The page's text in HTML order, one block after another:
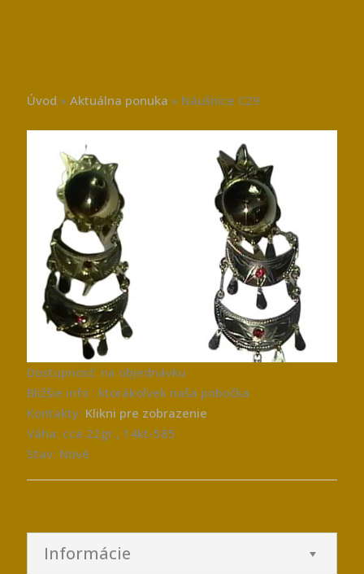
Úvod »Aktuálna ponuka » Náušnice C29
Dostupnosť: na objednávku
Bližšie info : ktorákoľvek naša pobočka
Kontakty: Klikni pre zobrazenie
Váha: cca 22gr., 14kt-585
Stav: Nové
Informácie